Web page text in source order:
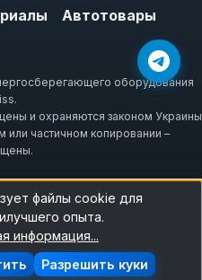
Автотовары
оборудования
и охраняются законом Украины
или частичном копировании –
файлы cookie для
опыта.
информация...
Разрешить куки